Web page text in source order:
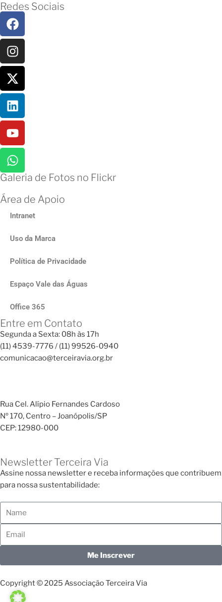
Redes Sociais
Galeria de Fotos no Flickr
Área de Apoio
Intranet
Uso da Marca
Política de Privacidade
Espaço Vale das Águas
Office 365
Entre em Contato
Segunda a Sexta: 08h às 17h
(11) 4539-7776 / (11) 99526-0940
comunicacao@terceiravia.org.br
Rua Cel. Alípio Fernandes Cardoso
Nº 170, Centro – Joanópolis/SP
CEP: 12980-000
Newsletter Terceira Via
Assine nossa newsletter e receba informações que contribuem
para nossa sustentabilidade:
Me Inscrever
Copyright © 2025 Associação Terceira Via